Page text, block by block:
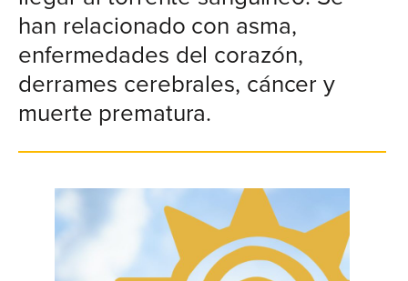
han relacionado con asma,
enfermedades del corazón,
derrames cerebrales, cáncer y
muerte prematura.